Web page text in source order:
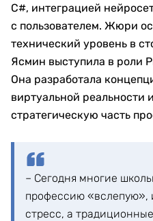
C#, интеграцией
с пользователем. Жюри
технический уровень в
Ясмин выступила в роли
Она разработала
виртуальной реальности
стратегическую часть
– Сегодня многие
профессию «вслепую»,
стресс, а